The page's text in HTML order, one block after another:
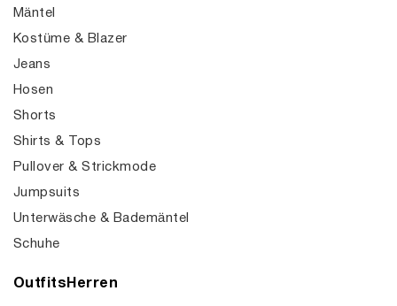
Mäntel
Kostüme & Blazer
Jeans
Hosen
Shorts
Shirts & Tops
Pullover & Strickmode
Jumpsuits
Unterwäsche & Bademäntel
Schuhe
OutfitsHerren